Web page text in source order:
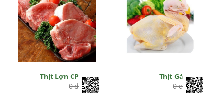
Thịt Lợn CP
0 đ
Thịt Gà
0 đ